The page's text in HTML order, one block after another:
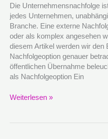
Die Unternehmensnachfolge
jedes Unternehmen,
Branche. Eine externe
oder als komplex angesehen
diesem Artikel werden wir den
Nachfolgeoption genauer
öffentlichen Übernahme
als Nachfolgeoption Ein
öffentlichen
Übernahme
Weiterlesen »